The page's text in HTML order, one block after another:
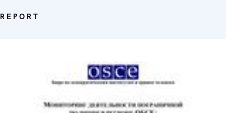
REPORT